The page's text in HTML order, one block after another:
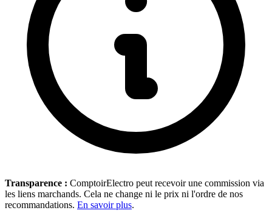
Transparence : ComptoirElectro peut recevoir une commission via
les liens marchands. Cela ne change ni le prix ni l'ordre de nos
recommandations. En savoir plus.